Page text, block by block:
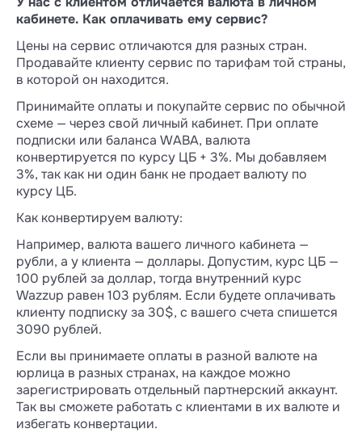
кабинете. Как оплачивать ему сервис?
Цены на сервис отличаются для разных стран.
Продавайте клиенту сервис по тарифам той страны,
в которой он находится.
Принимайте оплаты и покупайте сервис по обычной
схеме — через свой личный кабинет. При оплате
подписки или баланса WABA, валюта
конвертируется по курсу ЦБ + 3%. Мы добавляем
3%, так как ни один банк не продает валюту по
курсу ЦБ.
Как конвертируем валюту:
Например, валюта вашего личного кабинета —
рубли, а у клиента — доллары. Допустим, курс ЦБ —
100 рублей за доллар, тогда внутренний курс
Wazzup равен 103 рублям. Если будете оплачивать
клиенту подписку за 30$, с вашего счета спишется
3090 рублей.
Если вы принимаете оплаты в разной валюте на
юрлица в разных странах, на каждое можно
зарегистрировать отдельный партнерский аккаунт.
Так вы сможете работать с клиентами в их валюте и
избегать конвертации.